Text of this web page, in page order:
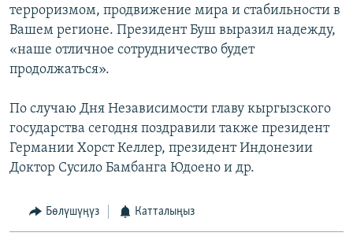
терроризмом, продвижение мира и стабильности в
Вашем регионе. Президент Буш выразил надежду,
«наше отличное сотрудничество будет
продолжаться».
По случаю Дня Независимости главу кыргызского
государства сегодня поздравили также президент
Германии Хорст Келлер, президент Индонезии
Доктор Сусило Бамбанга Юдоено и др.
Бөлүшүңүз Катталыңыз